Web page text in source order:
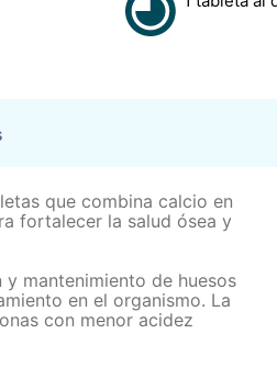
que combina calcio en
fortalecer la salud ósea y
mantenimiento de huesos
en el organismo. La
con menor acidez